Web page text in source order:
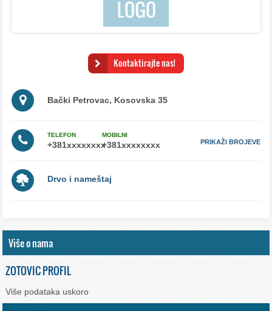
Kontaktirajte nas!
Bački Petrovac, Kosovska 35
TELEFON MOBILNI
PRIKAŽI BROJEVE
Drvo i nameštaj
Više o nama
ZOTOVIC PROFIL
Više podataka uskoro